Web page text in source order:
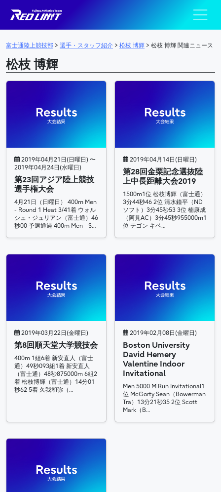
メインナビゲーション
陸上競技部 –
富士通陸上競技部 > 選手・スタッフ紹介 > 松枝 博輝 > 松枝 博輝 関連ニュース
松枝 博輝
2019年04月21日(日曜日) 〜
2019年04月24日(水曜日)
第23回アジア陸上競技
選手権大会
4月21日（日曜日） 400m Men
- Round 1 Heat 3/41着 ウォル
シュ・ジュリアン（富士通）46
秒00 予選通過 400m Men - S…
2019年04月14日(日曜日)
第28回金栗記念選抜陸
上中長距離大会2019
1500m1位 松枝博輝（富士通）
3分44秒46 2位 清水鐘平（ND
ソフト）3分45秒53 3位 楠康成
（阿見AC）3分45秒955000m1
位 テゴン キベ…
2019年03月22日(金曜日)
第8回順天堂大学競技会
400m 1組6着 新安直人（富士
通）49秒093組1着 新安直人
（富士通）48秒875000m 6組2
着 松枝博輝（富士通）14分01
秒62 5着 久我和弥（…
2019年02月08日(金曜日)
Boston University
David Hemery
Valentine Indoor
Invitational
Men 5000 M Run Invitational1
位 McGorty Sean（Bowerman
Tra）13分21秒35 2位 Scott
Mark（B…